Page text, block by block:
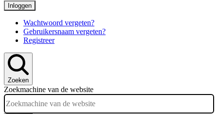
Inloggen
Wachtwoord vergeten?
Gebruikersnaam vergeten?
Registreer
Zoeken
Zoekmachine van de website